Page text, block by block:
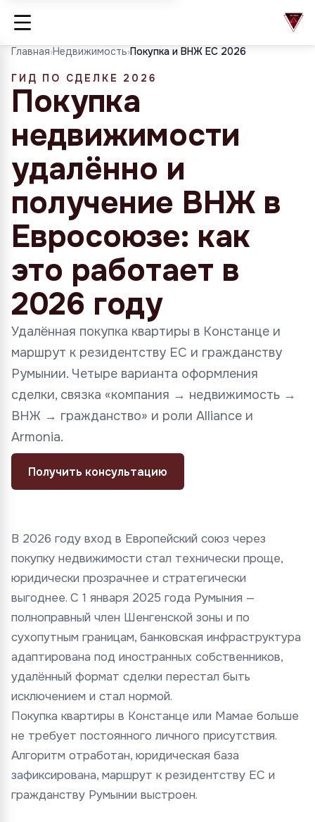
Главная›Недвижимость›Покупка и ВНЖ ЕС 2026
ГИД ПО СДЕЛКЕ 2026
Покупка
недвижимости
удалённо и
получение ВНЖ в
Евросоюзе: как
это работает в
2026 году
Удалённая покупка квартиры в Констанце и
маршрут к резидентству ЕС и гражданству
Румынии. Четыре варианта оформления
сделки, связка «компания → недвижимость →
ВНЖ → гражданство» и роли Alliance и
Armonia.
Получить консультацию
В 2026 году вход в Европейский союз через
покупку недвижимости стал технически проще,
юридически прозрачнее и стратегически
выгоднее. С 1 января 2025 года Румыния —
полноправный член Шенгенской зоны и по
сухопутным границам, банковская инфраструктура
адаптирована под иностранных собственников,
удалённый формат сделки перестал быть
исключением и стал нормой.
Покупка квартиры в Констанце или Мамае больше
не требует постоянного личного присутствия.
Алгоритм отработан, юридическая база
зафиксирована, маршрут к резидентству ЕС и
гражданству Румынии выстроен.